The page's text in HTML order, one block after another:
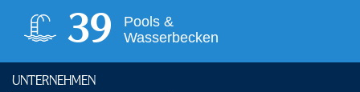
40
Pools &
Wasserbecken
UNTERNEHMEN